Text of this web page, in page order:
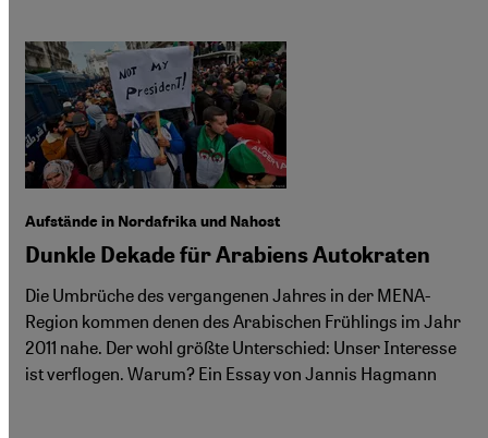
Aufstände in Nordafrika und Nahost
Dunkle Dekade für Arabiens Autokraten
Die Umbrüche des vergangenen Jahres in der MENA-
Region kommen denen des Arabischen Frühlings im Jahr
2011 nahe. Der wohl größte Unterschied: Unser Interesse
ist verflogen. Warum? Ein Essay von Jannis Hagmann